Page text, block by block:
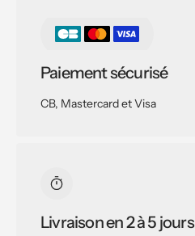
Paiement sécurisé
CB, Mastercard et Visa
Livraison en 2 à 5 jours